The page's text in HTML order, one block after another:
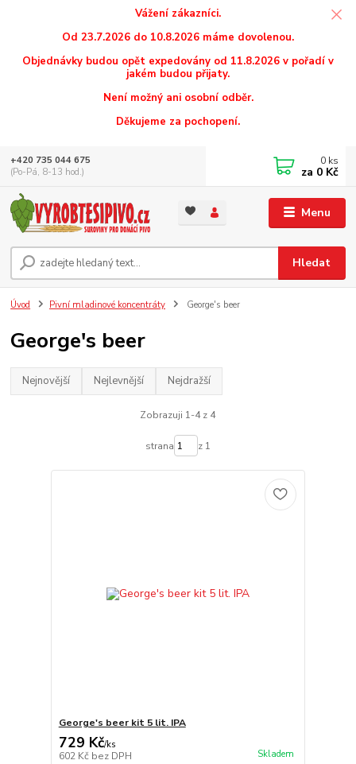
Vážení zákazníci.
Od 23.7.2026 do 10.8.2026 máme dovolenou.
Objednávky budou opět expedovány od 11.8.2026 v pořadí v
jakém budou přijaty.
Není možný ani osobní odběr.
Děkujeme za pochopení.
Menu
Hledat
+420 735 044 675
(Po-Pá, 8-13 hod.)
0 ks
za 0 Kč
Úvod Pivní mladinové koncentráty George's beer
George's beer
Nejnovější Nejlevnější Nejdražší
Zobrazuji 1-4 z 4
strana z 1
George's beer kit 5 lit. IPA
729 Kč/ks
602 Kč bez DPH Skladem